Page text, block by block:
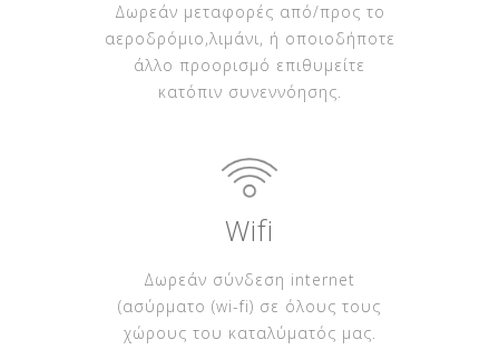
Δωρεάν μεταφορές από/προς το
αεροδρόμιο,λιμάνι, ή οποιοδήποτε
άλλο προορισμό επιθυμείτε
κατόπιν συνεννόησης.
Wifi
Δωρεάν σύνδεση internet
(ασύρματο (wi-fi) σε όλους τους
χώρους του καταλύματός μας.